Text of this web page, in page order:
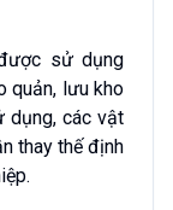
sử dụng
quản, lưu kho
dụng, các vật
thay thế định